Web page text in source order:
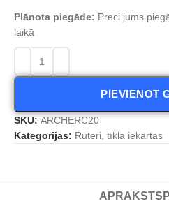
Plānota piegāde: Preci jums
laikā
PIEVIENOT
SKU: ARCHERC20
Kategorijas: Rūteri, tīkla iekārtas
APRAKSTS